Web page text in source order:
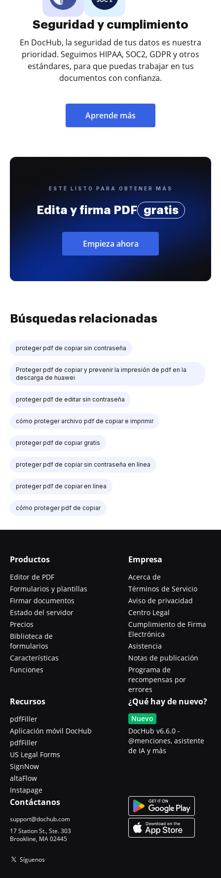
Seguridad y cumplimiento
En DocHub, la seguridad de tus datos es nuestra
prioridad. Seguimos HIPAA, SOC2, GDPR y otros
estándares, para que puedas trabajar en tus
documentos con confianza.
Aprende más
ESTÉ LISTO PARA OBTENER MÁS
Edita y firma PDF gratis
Empieza ahora
Búsquedas relacionadas
proteger pdf de copiar sin contraseña
Proteger pdf de copiar y prevenir la impresión de pdf en la
descarga de huawei
proteger pdf de editar sin contraseña
cómo proteger archivo pdf de copiar e imprimir
proteger pdf de copiar gratis
proteger pdf de copiar sin contraseña en línea
proteger pdf de copiar en línea
cómo proteger pdf de copiar
Productos
Editor de PDF
Formularios y plantillas
Firmar documentos
Estado del servidor
Precios
Biblioteca de
formularios
Características
Funciones
Empresa
Acerca de
Términos de Servicio
Aviso de privacidad
Centro Legal
Cumplimiento de Firma
Electrónica
Asistencia
Notas de publicación
Programa de
recompensas por
errores
Recursos
pdfFiller
Aplicación móvil DocHub
pdfFiller
US Legal Forms
SignNow
altaFlow
Instapage
¿Qué hay de nuevo?
Nuevo
DocHub v6.6.0 -
@menciones, asistente
de IA y más
Contáctanos
support@dochub.com
17 Station St., Ste. 303
Brookline, MA 02445
Síguenos